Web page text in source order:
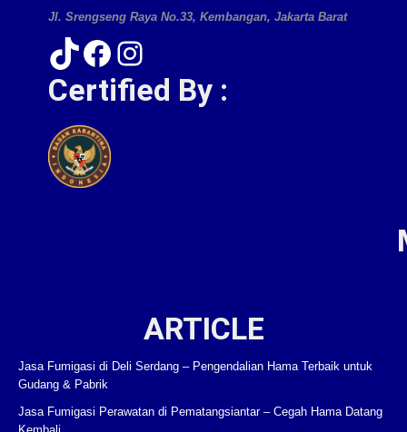
Jl. Srengseng Raya No.33, Kembangan, Jakarta Barat
TikTok Facebook Instagram
Certified By :
ARTICLE
Jasa Fumigasi di Deli Serdang – Pengendalian Hama Terbaik untuk
Gudang & Pabrik
Jasa Fumigasi Perawatan di Pematangsiantar – Cegah Hama Datang